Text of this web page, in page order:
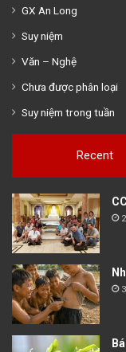
GX An Long
Suy niệm
Văn – Nghệ
Chưa được phân loại
Suy niệm trong tuần
Recent